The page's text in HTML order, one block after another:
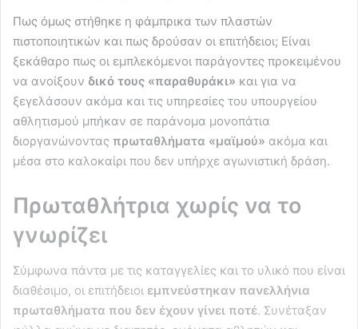
Πως όμως στήθηκε η φάμπρικα των πλαστών
πιστοποιητικών και πως δρούσαν οι επιτήδειοι; Είναι
ξεκάθαρο πως οι εμπλεκόμενοι παράγοντες προκειμένου
να ανοίξουν δικό τους «παραθυράκι» και για να
ξεγελάσουν ακόμα και τις υπηρεσίες του υπουργείου
αθλητισμού μπήκαν σε παράνομα μονοπάτια
διοργανώνοντας πρωταθλήματα «μαϊμού» ακόμα και
μέσα στο καλοκαίρι που δεν υπήρχε αγωνιστική δράση.
Πρωταθλήτρια χωρίς να το
γνωρίζει
Σύμφωνα πάντα με τις καταγγελίες και το υλικό που είναι
διαθέσιμο, οι επιτήδειοι εμπνεύστηκαν πανελλήνια
πρωταθλήματα που δεν έχουν γίνει ποτέ. Συνέταξαν